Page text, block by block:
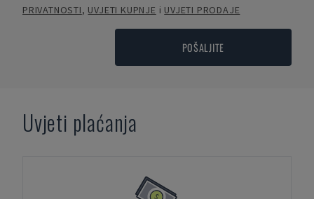
PRIVATNOSTI, UVJETI KUPNJE i UVJETI PRODAJE
POŠALJITE
Uvjeti plaćanja